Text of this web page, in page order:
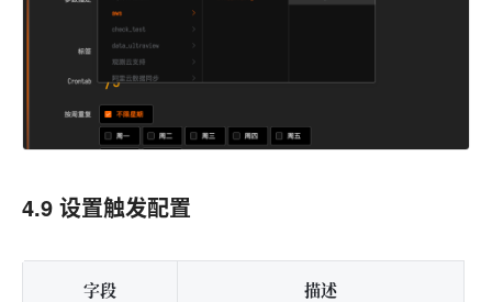
4.9 设置触发配置
字段 描述